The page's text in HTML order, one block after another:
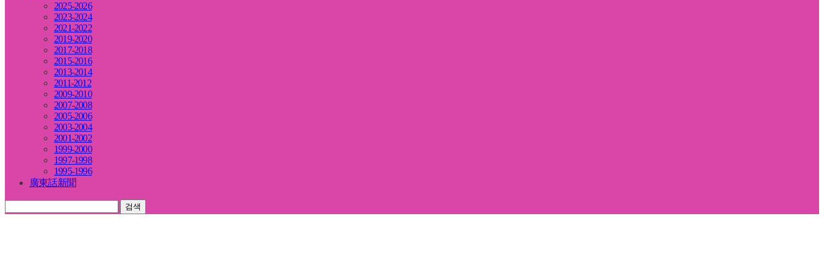
2025-2026
2023-2024
2021-2022
2019-2020
2017-2018
2015-2016
2013-2014
2011-2012
2009-2010
2007-2008
2005-2006
2003-2004
2001-2002
1999-2000
1997-1998
1995-1996
廣東話新聞
검색